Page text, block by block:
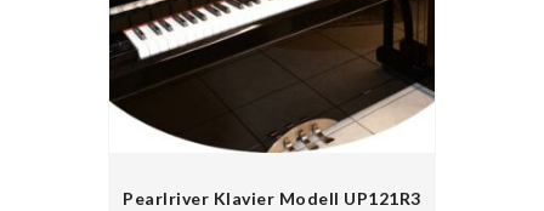
Pearlriver Klavier Modell UP121R3